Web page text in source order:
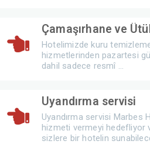
Çamaşırhane ve
Hotelimizde kuru
hizmetlerinden pazartesi
dahil sadece resmî ...
Uyandırma servisi
Uyandırma servisi Marbes
hizmeti vermeyi hedefliyor
sizlere bir hotelin